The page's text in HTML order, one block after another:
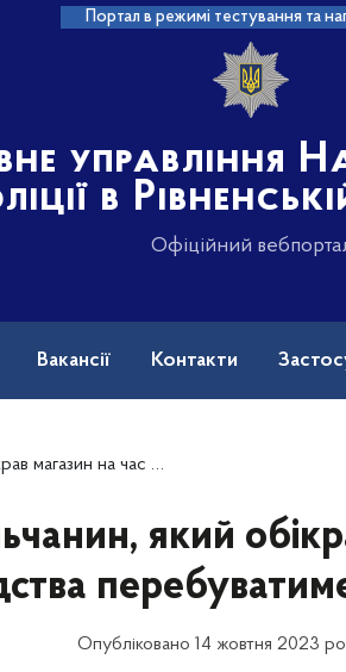
Портал в режимі тестування та
управління
в
Офіційний
Вакансії Контакти
перебуватиме під вартою
який
Опубліковано 14 жовтня 2023